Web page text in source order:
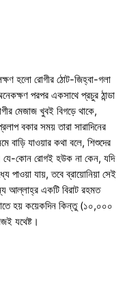
হলো রোগীর ঠোট-জিহ্বা-গলা
পরপর একসাথে প্রচুর ঠান্ডা
মেজাজ খুবই বিগড়ে থাকে,
বকার সময় তারা সারাদিনের
বাড়ি যাওয়ার কথা বলে, শিশুদের
যে-কোন রোগই হউক না কেন, যদি
যায়, তবে ব্রায়োনিয়া সেই
আল্লাহ্‌র একটি বিরাট রহমত
হয় কয়েকদিন কিন্তু (১০,০০০
যথেষ্ট।